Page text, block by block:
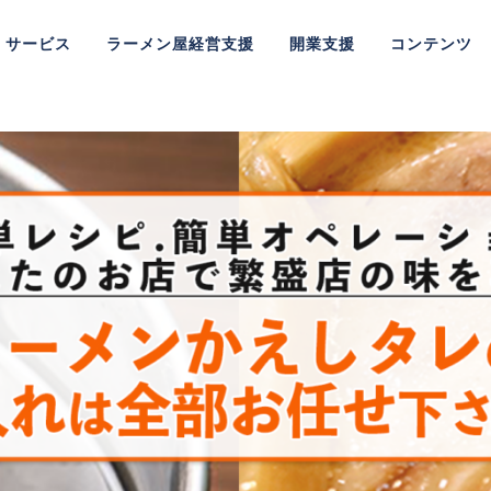
サービス ラーメン屋経営支援 開業支援 コンテンツ